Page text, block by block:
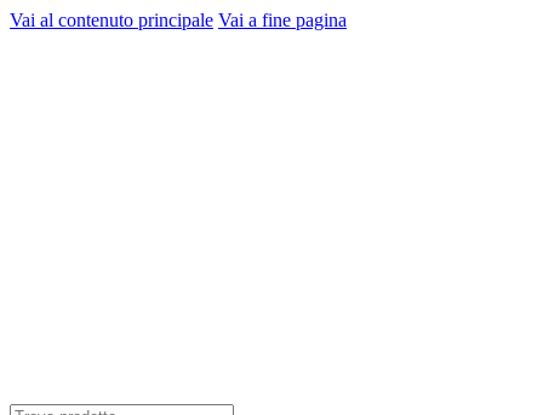
Vai al contenuto principale Vai a fine pagina